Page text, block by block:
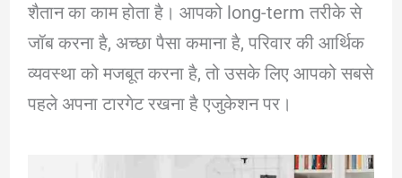
शैतान का काम होता है। आपको long-term तरीके से
जॉब करना है, अच्छा पैसा कमाना है, परिवार की आर्थिक
व्यवस्था को मजबूत करना है, तो उसके लिए आपको सबसे
पहले अपना टारगेट रखना है एजुकेशन पर।